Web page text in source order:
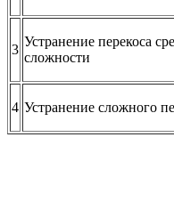
3
Устранение перекоса
сложности
4 Устранение сложного